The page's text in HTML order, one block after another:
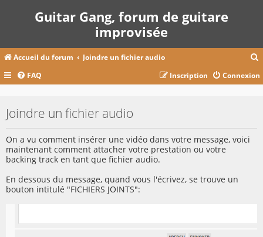
Guitar Gang, forum de guitare
improvisée
Accueil du forum Joindre un fichier audio
c
FAQ Connexion
Inscription
Joindre un fichier audio
On a vu comment insérer une vidéo dans votre message, voici
maintenant comment attacher votre prestation ou votre
backing track en tant que fichier audio.
En dessous du message, quand vous l'écrivez, se trouve un
bouton intitulé "FICHIERS JOINTS":